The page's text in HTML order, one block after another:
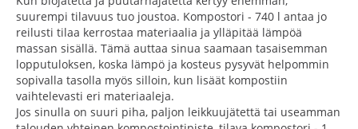
suurempi tilavuus tuo joustoa. Kompostori - 740 l antaa jo
reilusti tilaa kerrostaa materiaalia ja ylläpitää lämpöä
massan sisällä. Tämä auttaa sinua saamaan tasaisemman
lopputuloksen, koska lämpö ja kosteus pysyvät helpommin
sopivalla tasolla myös silloin, kun lisäät kompostiin
vaihtelevasti eri materiaaleja.
Jos sinulla on suuri piha, paljon leikkuujätettä tai useamman